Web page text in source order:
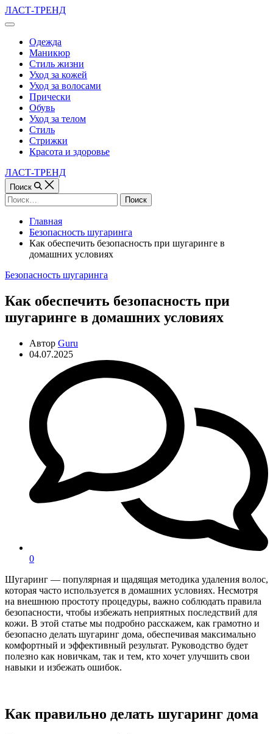
Перейти
к
ЛАСТ-ТРЕНД
Вне
холстаОдежда
Маникюр
Стиль жизни
Уход за кожей
Уход за волосами
Прически
Обувь
Уход за телом
Стиль
Стрижки
Красота и здоровье
ЛАСТ-ТРЕНД
Поиск
Найти:
Главная
Безопасность шугаринга
Как обеспечить безопасность при шугаринге в
домашних условиях
Рубрики
Безопасность шугаринга
Как обеспечить безопасность при
шугаринге в домашних условиях
Автор Guru
04.07.2025
0
Шугаринг — популярная и щадящая методика удаления волос,
которая часто используется в домашних условиях. Несмотря
на внешнюю простоту процедуры, важно соблюдать правила
безопасности, чтобы избежать неприятных последствий для
кожи. В этой статье мы подробно расскажем, как грамотно и
безопасно делать шугаринг дома, обеспечивая максимально
комфортный и эффективный результат. Руководство будет
полезно как новичкам, так и тем, кто хочет улучшить свои
навыки и избежать ошибок.
Как правильно делать шугаринг дома